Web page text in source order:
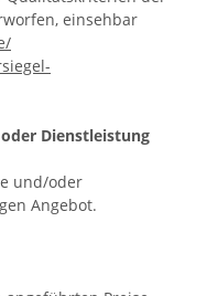
einsehbar
Dienstleistung
und/oder
Angebot.